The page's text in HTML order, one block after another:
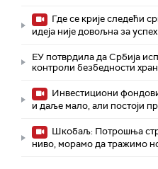
Где се крије следећи
идеја није довољна за успех
ЕУ потврдила да Србија
контроли безбедности
Инвестициони
и даље мало, али постоји
Шкобаљ: Потрошња
ниво, морамо да тражимо